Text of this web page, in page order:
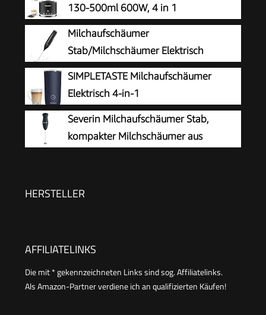
130-500ml 600W, 4 in 1
Milchschäumer für Heißer und Kalter,
Spülmaschinenfest, Visuelles Glas, Latte-Design,
Schwarz
Milchaufschäumer
Stab/Milchschäumer Elektrisch
tragbarer mit Hoher Leistung
Getränkemixer Kaffeebesen batteriebetriebener
für Latte, Matcha-Tee, Cappuccino, Schwarz
SIMPLETASTE Milchaufschäumer
Elektrisch 4-in-1
Severin Milchaufschäumer Stab,
kompakter Milchschäumer aus
einfacher Handhabung, inkl. 2 Batterien,
HERSTELLER
AFFILIATELINKS
Die mit * gekennzeichneten Links sind sog. Affiliatelinks.
Als Amazon-Partner verdiene ich an qualifizierten Käufen!